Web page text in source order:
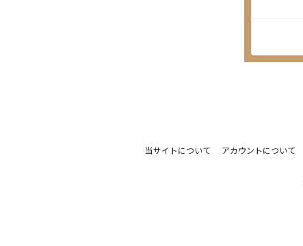
当サイトについて アカウントについて